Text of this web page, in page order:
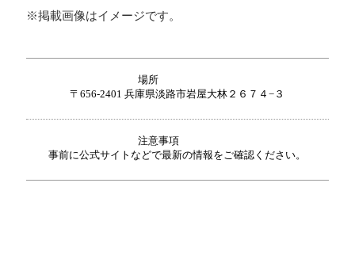
※掲載画像はイメージです。
場所
〒656-2401 兵庫県淡路市岩屋大林２６７４−３
注意事項
事前に公式サイトなどで最新の情報をご確認ください。